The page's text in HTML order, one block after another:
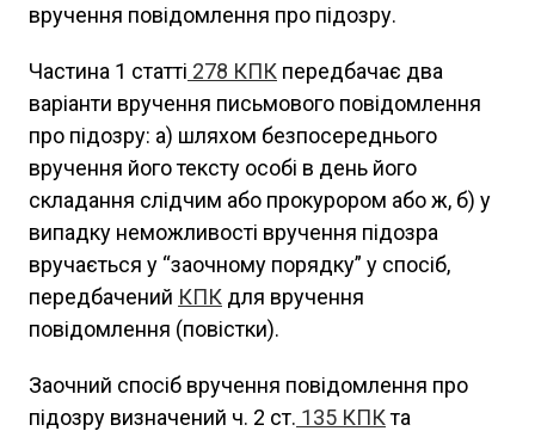
вручення повідомлення про підозру.
Частина 1 статті 278 КПК передбачає два
варіанти вручення письмового повідомлення
про підозру: а) шляхом безпосереднього
вручення його тексту особі в день його
складання слідчим або прокурором або ж, б) у
випадку неможливості вручення підозра
вручається у “заочному порядку” у спосіб,
передбачений КПК для вручення
повідомлення (повістки).
Заочний спосіб вручення повідомлення про
підозру визначений ч. 2 ст. 135 КПКта